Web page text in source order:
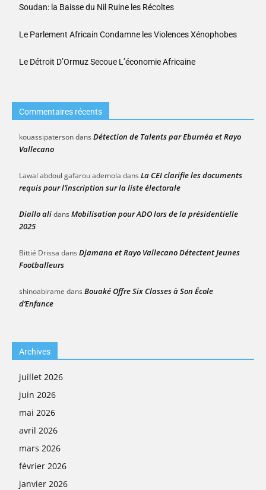
Soudan: la Baisse du Nil Ruine les Récoltes
Le Parlement Africain Condamne les Violences Xénophobes
Le Détroit D’Ormuz Secoue L’économie Africaine
Commentaires récents
kouassipatersondans Détection de Talents par Eburnéa et Rayo
Vallecano
Lawal abdoul gafarou ademola dans La CEI clarifie les documents
requis pour l’inscription sur la liste électorale
Diallo alidans Mobilisation pour ADO lors de la présidentielle
2025
Bittié Drissa dans Djamana et Rayo Vallecano Détectent Jeunes
Footballeurs
shinoabirame dans Bouaké Offre Six Classes à Son École
d’Enfance
Archives
juillet 2026
juin 2026
mai 2026
avril 2026
mars 2026
février 2026
janvier 2026